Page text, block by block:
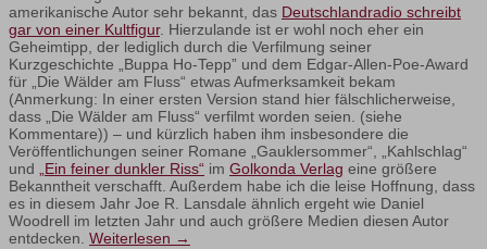
amerikanische Autor sehr bekannt, das Deutschlandradio schreibt
gar von einer Kultfigur. Hierzulande ist er wohl noch eher ein
Geheimtipp, der lediglich durch die Verfilmung seiner
Kurzgeschichte „Buppa Ho-Tepp” und dem Edgar-Allen-Poe-Award
für „Die Wälder am Fluss“ etwas Aufmerksamkeit bekam
(Anmerkung: In einer ersten Version stand hier fälschlicherweise,
dass „Die Wälder am Fluss“ verfilmt worden seien. (siehe
Kommentare)) – und kürzlich haben ihm insbesondere die
Veröffentlichungen seiner Romane „Gauklersommer“, „Kahlschlag“
und „Ein feiner dunkler Riss“ im Golkonda Verlag eine größere
Bekanntheit verschafft. Außerdem habe ich die leise Hoffnung, dass
es in diesem Jahr Joe R. Lansdale ähnlich ergeht wie Daniel
Woodrell im letzten Jahr und auch größere Medien diesen Autor
entdecken. Weiterlesen →